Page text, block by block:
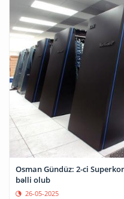
Osman Gündüz: 2-ci
bəlli olub
26-05-2025